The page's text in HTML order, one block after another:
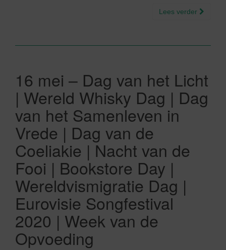
Lees verder
16 mei – Dag van het Licht
| Wereld Whisky Dag | Dag
van het Samenleven in
Vrede | Dag van de
Coeliakie | Nacht van de
Fooi | Bookstore Day |
Wereldvismigratie Dag |
Eurovisie Songfestival
2020 | Week van de
Opvoeding